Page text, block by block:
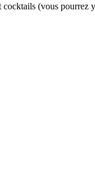
(vous pourrez